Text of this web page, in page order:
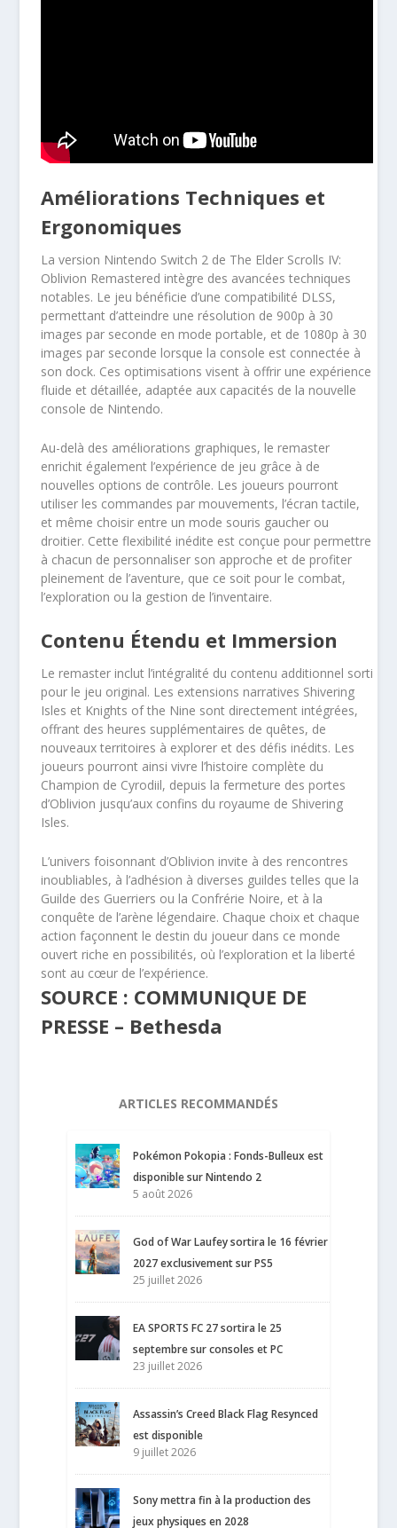
Améliorations Techniques et
Ergonomiques
La version Nintendo Switch 2 de The Elder Scrolls IV:
Oblivion Remastered intègre des avancées techniques
notables. Le jeu bénéficie d’une compatibilité DLSS,
permettant d’atteindre une résolution de 900p à 30
images par seconde en mode portable, et de 1080p à 30
images par seconde lorsque la console est connectée à
son dock. Ces optimisations visent à offrir une expérience
fluide et détaillée, adaptée aux capacités de la nouvelle
console de Nintendo.
Au-delà des améliorations graphiques, le remaster
enrichit également l’expérience de jeu grâce à de
nouvelles options de contrôle. Les joueurs pourront
utiliser les commandes par mouvements, l’écran tactile,
et même choisir entre un mode souris gaucher ou
droitier. Cette flexibilité inédite est conçue pour permettre
à chacun de personnaliser son approche et de profiter
pleinement de l’aventure, que ce soit pour le combat,
l’exploration ou la gestion de l’inventaire.
Contenu Étendu et Immersion
Le remaster inclut l’intégralité du contenu additionnel sorti
pour le jeu original. Les extensions narratives Shivering
Isles et Knights of the Nine sont directement intégrées,
offrant des heures supplémentaires de quêtes, de
nouveaux territoires à explorer et des défis inédits. Les
joueurs pourront ainsi vivre l’histoire complète du
Champion de Cyrodiil, depuis la fermeture des portes
d’Oblivion jusqu’aux confins du royaume de Shivering
Isles.
L’univers foisonnant d’Oblivion invite à des rencontres
inoubliables, à l’adhésion à diverses guildes telles que la
Guilde des Guerriers ou la Confrérie Noire, et à la
conquête de l’arène légendaire. Chaque choix et chaque
action façonnent le destin du joueur dans ce monde
ouvert riche en possibilités, où l’exploration et la liberté
sont au cœur de l’expérience.
SOURCE : COMMUNIQUE DE
PRESSE – Bethesda
ARTICLES RECOMMANDÉS
Pokémon Pokopia : Fonds-Bulleux est
disponible sur Nintendo 2
5 août 2026
God of War Laufey sortira le 16 février
2027 exclusivement sur PS5
25 juillet 2026
EA SPORTS FC 27 sortira le 25
septembre sur consoles et PC
23 juillet 2026
Assassin’s Creed Black Flag Resynced
est disponible
9 juillet 2026
Sony mettra fin à la production des
jeux physiques en 2028